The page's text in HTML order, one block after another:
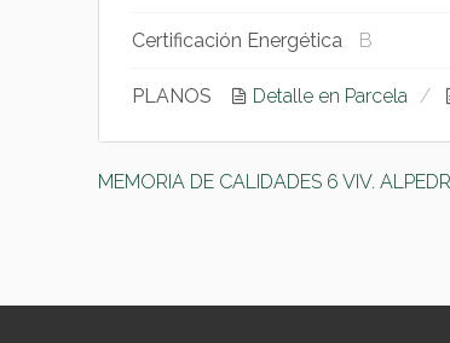
Certificación Energética B
PLANOS Detalle en Parcela
MEMORIA DE CALIDADES 6 VIV.